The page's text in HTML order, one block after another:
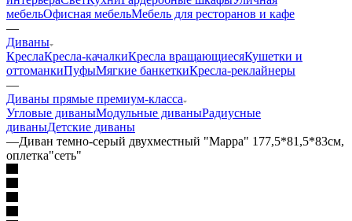
мебельОфисная мебельМебель для ресторанов и кафе
—
Диваны
КреслаКресла-качалкиКресла вращающиесяКушетки и
оттоманкиПуфыМягкие банкеткиКресла-реклайнеры
—
Диваны прямые премиум-класса
Угловые диваныМодульные диваныРадиусные
диваныДетские диваны
—Диван темно-серый двухместный "Марра" 177,5*81,5*83см,
оплетка"сеть"